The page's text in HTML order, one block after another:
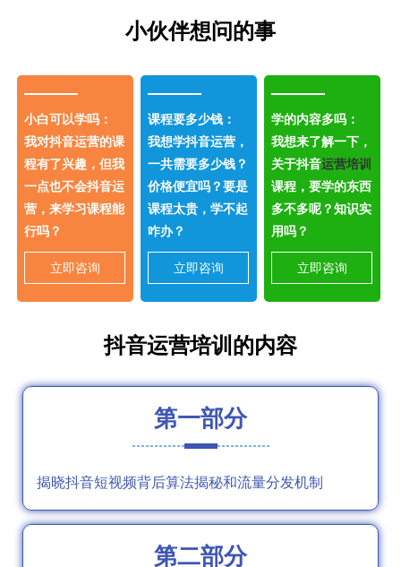
小伙伴想问的事
小白可以学吗：
我对抖音运营的课
程有了兴趣，但我
一点也不会抖音运
营，来学习课程能
行吗？
立即咨询
课程要多少钱：
我想学抖音运营，
一共需要多少钱？
价格便宜吗？要是
课程太贵，学不起
咋办？
立即咨询
学的内容多吗：
我想来了解一下，
关于抖音运营培训
课程，要学的东西
多不多呢？知识实
用吗？
立即咨询
抖音运营培训的内容
第一部分
揭晓抖音短视频背后算法揭秘和流量分发机制
第二部分